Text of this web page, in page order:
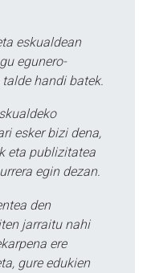
eskualdean
egunero-
handi batek.
esker bizi dena,
eta publizitatea
egin dezan.
den
jarraitu nahi
ere
gure edukien